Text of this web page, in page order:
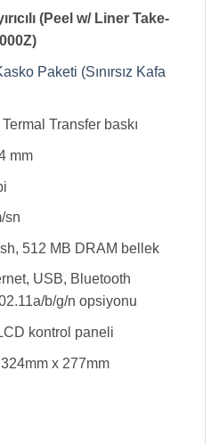
(Peel w/ Liner Take-
Paketi (Sınırsız Kafa
Transfer baskı
mm
sn
512 MB DRAM bellek
USB, Bluetooth
b/g/n opsiyonu
kontrol paneli
x 277mm